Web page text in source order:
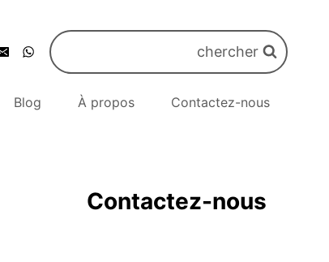
chercher
Blog À propos Contactez-nous
Contactez-nous